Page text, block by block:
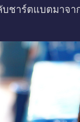
าร์ตแบตมาจาก